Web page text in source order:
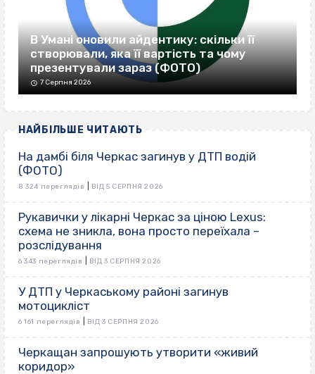
В Умані оновили айдентику: скільки її
створювали, яка її вартість та чому
презентували зараз (ФОТО)
7 Серпня 2026
НАЙБІЛЬШЕ ЧИТАЮТЬ
На дамбі біля Черкас загинув у ДТП водій
(ФОТО)
8 324 переглядів ВІД 5 СЕРПНЯ 2026
Рукавички у лікарні Черкас за ціною Lexus:
схема не зникла, вона просто переїхала –
розслідування
6 343 переглядів ВІД 3 СЕРПНЯ 2026
У ДТП у Черкаському районі загинув
мотоцикліст
6 161 переглядів ВІД 3 СЕРПНЯ 2026
Черкащан запрошують утворити «живий
коридор»